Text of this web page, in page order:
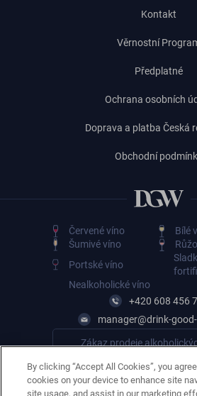
Kontakt
Věrnostní
Předplatné
Ochrana osobních
Doprava a platba Česká
Obchodní
Červené víno
Bílé
Šumivé víno
Portské víno
Nealkoholické víno
+420 608 456
manager@drink-
Zákaz prodeje
By clicking “Accept All Cookies”, you
cookies on your device to enhance site
site usage, and assist in our marketing